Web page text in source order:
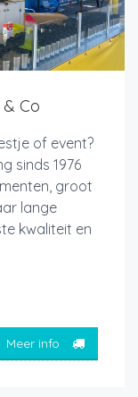
Co
of event?
sinds 1976
groot
lange
kwaliteit en
Meer info